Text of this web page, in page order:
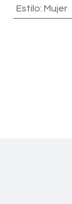
Estilo: Mujer